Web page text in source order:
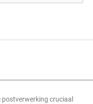
cruciaal